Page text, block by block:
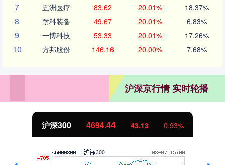
7 五洲医疗 83.62 20.01% 18.37%
8 耐科装备 49.67 20.01% 6.83%
9 一博科技 53.33 20.01% 17.26%
10 方邦股份 146.16 20.00% 7.68%
沪深京行情 实时轮播
沪深300 4694.44 43.13 0.93%